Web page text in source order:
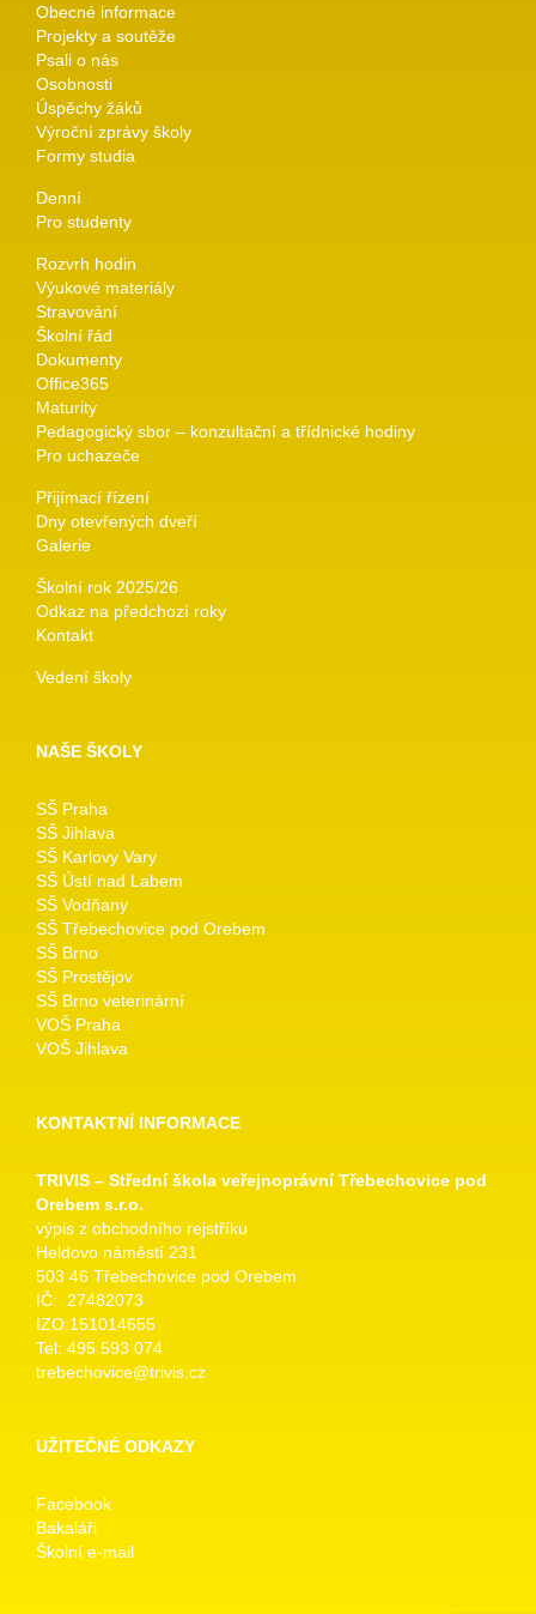
Obecné informace
Projekty a soutěže
Psali o nás
Osobnosti
Úspěchy žáků
Výroční zprávy školy
Formy studia
Denní
Pro studenty
Rozvrh hodin
Výukové materiály
Stravování
Školní řád
Dokumenty
Office365
Maturity
Pedagogický sbor – konzultační a třídnické hodiny
Pro uchazeče
Přijímací řízení
Dny otevřených dveří
Galerie
Školní rok 2025/26
Odkaz na předchozí roky
Kontakt
Vedení školy
NAŠE ŠKOLY
SŠ Praha
SŠ Jihlava
SŠ Karlovy Vary
SŠ Ústí nad Labem
SŠ Vodňany
SŠ Třebechovice pod Orebem
SŠ Brno
SŠ Prostějov
SŠ Brno veterinární
VOŠ Praha
VOŠ Jihlava
KONTAKTNÍ INFORMACE
TRIVIS – Střední škola veřejnoprávní Třebechovice pod
Orebem s.r.o.
výpis z obchodního rejstříku
Heldovo náměstí 231
503 46 Třebechovice pod Orebem
IČ: 27482073
IZO:151014655
Tel: 495 593 074
trebechovice@trivis.cz
UŽITEČNÉ ODKAZY
Facebook
Bakaláři
Školní e-mail